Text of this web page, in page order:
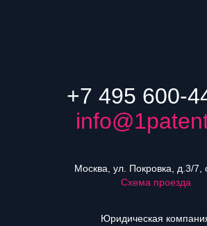
+7 495 600-
Москва, ул. Покровка, д.3/7,
Схема проезда
Юридическая